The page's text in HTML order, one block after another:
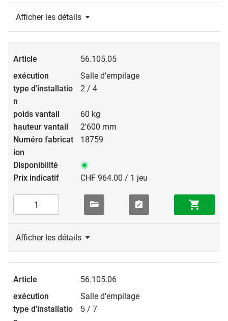
Afficher les détails
56.105.05
Salle d'empilage
2 / 4
60 kg
2'600 mm
18759
CHF 964.00 / 1 jeu
Afficher les détails
56.105.06
Salle d'empilage
5 / 7